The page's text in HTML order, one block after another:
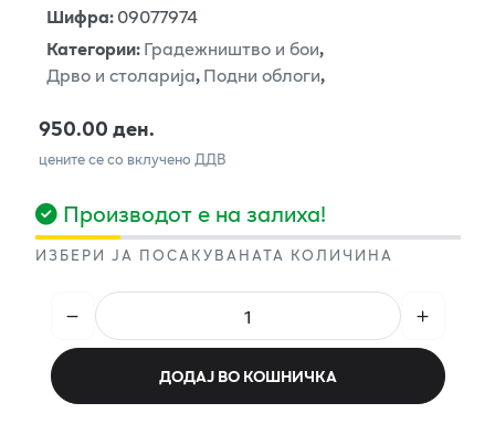
Шифра:09077974
Категории:Градежништво и бои,
Дрво и столарија,Подни облоги,
950.00 ден.
цените се со вклучено ДДВ
Производот е на залиха!
ИЗБЕРИ ЈА ПОСАКУВАНАТА КОЛИЧИНА
ДОДАЈ ВО КОШНИЧКА